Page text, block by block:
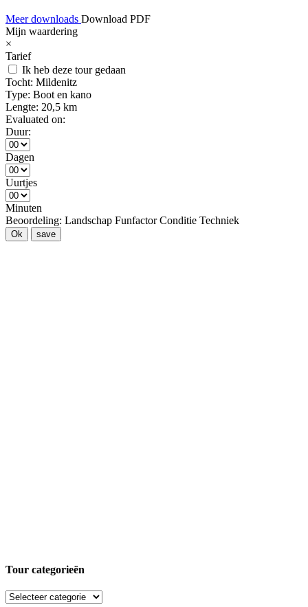
Meer downloads Download PDF
Mijn waardering
×
Tarief
Ik heb deze tour gedaan
Tocht: Mildenitz
Type: Boot en kano
Lengte: 20,5 km
Evaluated on:
Duur:
Dagen
Uurtjes
Minuten
Beoordeling: Landschap Funfactor Conditie Techniek
Ok save
Tour categorieën